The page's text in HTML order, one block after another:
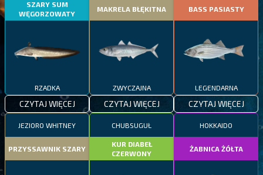
SZARY SUM
WĘGORZOWATY
RZADKA
CZYTAJ WIĘCEJ
MAKRELA BŁĘKITNA
ZWYCZAJNA
CZYTAJ WIĘCEJ
BASS PASIASTY
LEGENDARNA
CZYTAJ WIĘCEJ
JEZIORO WHITNEY
PRZYSSAWNIK SZARY
CHUBSUGUŁ
KUR DIABEŁ
CZERWONY
HOKKAIDO
ŻABNICA ŻÓŁTA